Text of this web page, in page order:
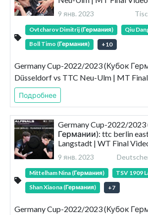
9 янв. 2023
Ovtcharov Dimitrij (Германия)
Qiu
Boll Timo (Германия)
+10
Germany Cup-2022/2023 (Кубок
Düsseldorf vs TTC Neu-Ulm | MT
Подробнее
Germany Cup-2022/
Германии): ttc berlin
Langstadt | WT Final
9 янв. 2023
Mittelham Nina (Германия)
TSV 1909
Shan Xiaona (Германия)
+7
Germany Cup-2022/2023 (Кубок